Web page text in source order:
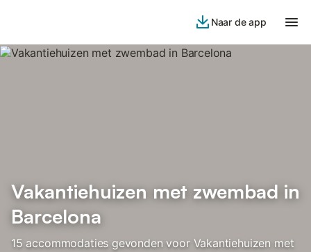
Naar de app
Vakantiehuizen met zwembad in
Barcelona
15 accommodaties gevonden voor Vakantiehuizen met